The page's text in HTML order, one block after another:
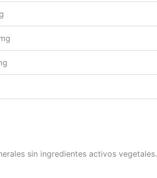
sin ingredientes activos vegetales.